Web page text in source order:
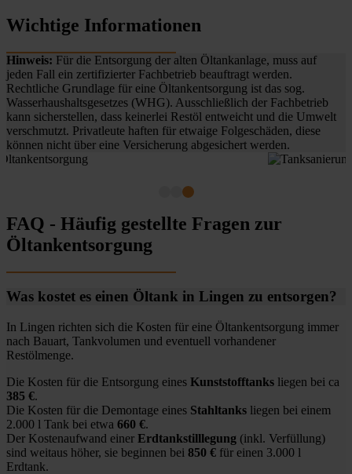
Wichtige Informationen
Hinweis: Für die Entsorgung der alten Öltankanlage, muss auf
jeden Fall ein zertifizierter Fachbetrieb beauftragt werden.
Rechtliche Grundlage für eine Öltankentsorgung ist das sog.
Wasserhaushaltsgesetzes (WHG). Ausschließlich der Fachbetrieb
kann sicherstellen, dass keinerlei Restöl entweicht und die Umwelt
verschmutzt. Privatleute haften für etwaige Folgeschäden, diese
können nicht über eine Versicherung abgesichert werden.
FAQ - Häufig gestellte Fragen zur
Öltankentsorgung
Was kostet es einen Öltank in Lingen zu entsorgen?
In Lingen richten sich die Kosten für eine Öltankentsorgung immer
nach Bauart, Tankvolumen und eventuell vorhandener
Restölmenge.
Die Kosten für die Entsorgung eines Kunststofftanks liegen bei ca
385 €.
Die Kosten für die Demontage eines Stahltanks liegen bei einem
2.000 l Tank bei etwa 660 €.
Der Kostenaufwand einer Erdtankstilllegung (inkl. Verfüllung)
sind weitaus höher, sie beginnen bei 850 € für einen 3.000 l
Erdtank.